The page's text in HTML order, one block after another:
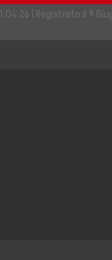
Registrato il 9